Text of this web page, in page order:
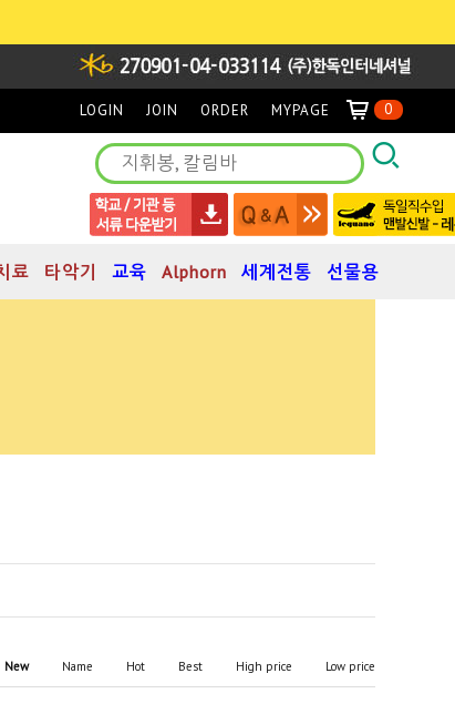
LOGIN JOIN ORDER MYPAGE 0
료 타악기 교육 Alphorn 세계전통 선물용
New Name Hot Best High price Low price